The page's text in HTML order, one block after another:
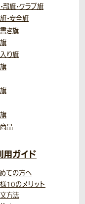
部旗・クラブ旗
・安全旗
き旗
り旗
品
用ガイド
ての方へ
10のメリット
方法